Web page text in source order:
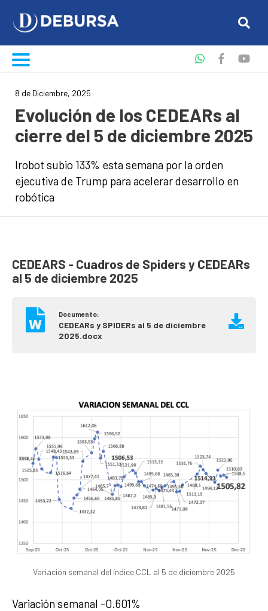
8 de Diciembre, 2025
Evolución de los CEDEARs al
cierre del 5 de diciembre 2025
Irobot subio 133% esta semana por la orden
ejecutiva de Trump para acelerar desarrollo en
robótica
CEDEARS - Cuadros de Spiders y CEDEARs
al 5 de diciembre 2025
Documento:
CEDEARs y SPIDERs al 5 de diciembre
2025.docx
Variación semanal del índice CCL al 5 de diciembre 2025
Variación semanal -0.601%